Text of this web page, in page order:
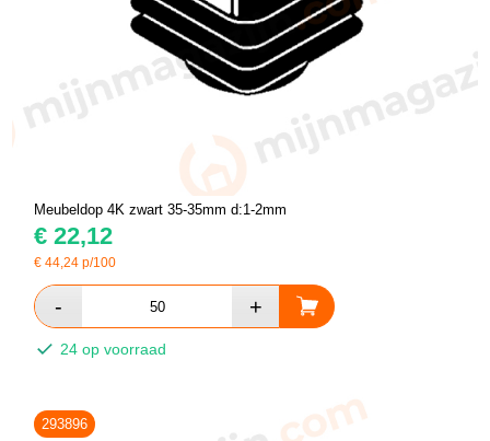
Meubeldop 4K zwart 35-35mm d:1-2mm
€ 22,12
€44,24 p/100
24 op voorraad
293896